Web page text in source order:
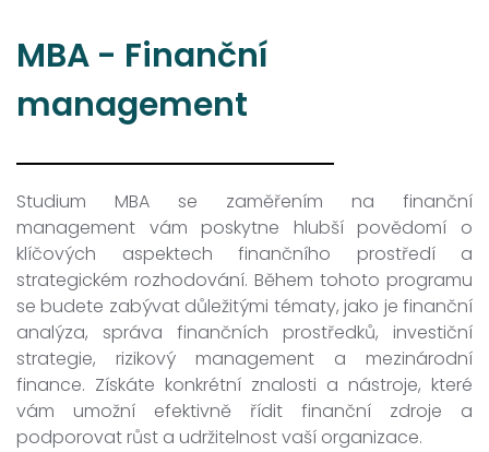
MBA - Finanční
management
Studium MBA se zaměřením na finanční
management vám poskytne hlubší povědomí o
klíčových aspektech finančního prostředí a
strategickém rozhodování. Během tohoto programu
se budete zabývat důležitými tématy, jako je finanční
analýza, správa finančních prostředků, investiční
strategie, rizikový management a mezinárodní
finance. Získáte konkrétní znalosti a nástroje, které
vám umožní efektivně řídit finanční zdroje a
podporovat růst a udržitelnost vaší organizace.